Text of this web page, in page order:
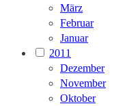
März
Februar
Januar
2011
Dezember
November
Oktober